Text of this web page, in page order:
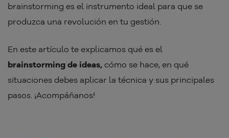
brainstorming es el instrumento ideal para que se
produzca una revolución en tu gestión.
En este artículo te explicamos qué es el
brainstorming de ideas, cómo se hace, en qué
situaciones debes aplicar la técnica y sus principales
pasos. ¡Acompáñanos!